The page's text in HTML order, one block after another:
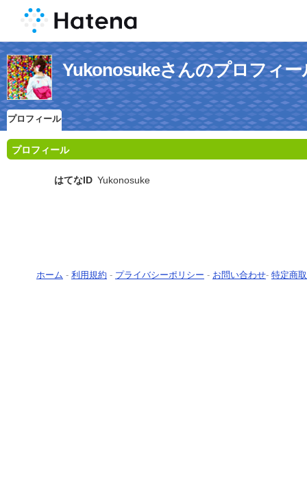
Yukonosukeさんのプロフィー
プロフィール
プロフィール
はてなID Yukonosuke
ホーム - 利用規約 - プライバシーポリシー - お問い合わせ- 特定商